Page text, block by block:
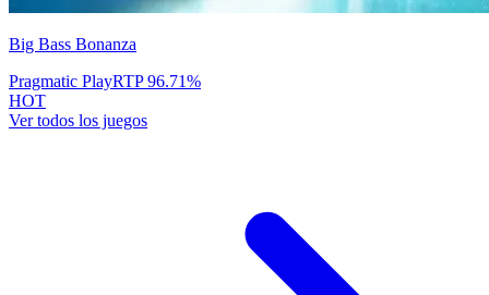
Big Bass Bonanza
Pragmatic PlayRTP96.71%
HOT
Ver todos los juegos